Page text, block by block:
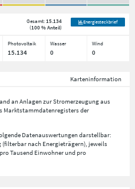
Gesamt: 15.134
(100 % Anteil)
Energiesteckbrief
Photovoltaik Wasser Wind
15.134 0 0
Karteninformation
an Anlagen zur Stromerzeugung aus
Marktstammdatenregisters der
Datenauswertungen darstellbar:
nach Energieträgern), jeweils
Tausend Einwohner und pro